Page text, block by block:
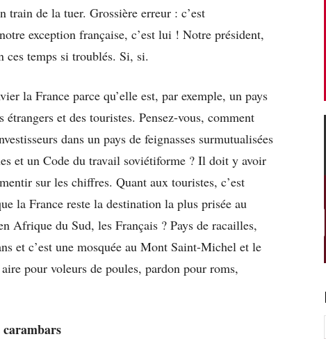
de la tuer. Grossière erreur : c’est
exception française, c’est lui ! Notre président,
ces temps si troublés. Si, si.
la France parce qu’elle est, par exemple, un pays
et des touristes. Pensez-vous, comment
dans un pays de feignasses surmutualisées
et un Code du travail soviétiforme ? Il doit y avoir
sur les chiffres. Quant aux touristes, c’est
la France reste la destination la plus prisée au
Afrique du Sud, les Français ? Pays de racailles,
et c’est une mosquée au Mont Saint-Michel et le
pour voleurs de poules, pardon pour roms,
carambars